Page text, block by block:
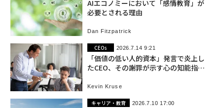
AIエコノミーにおいて「感情教育」が
必要とされる理由
Dan Fitzpatrick
CEOs 2026.7.14 9:21
「価値の低い人的資本」発言で炎上し
たCEO、その謝罪が示す心の知能指数
Kevin Kruse
キャリア・教育 2026.7.10 17:00